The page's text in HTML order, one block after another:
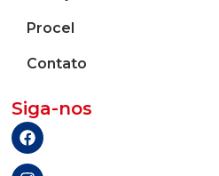
Procel
Contato
Siga-nos